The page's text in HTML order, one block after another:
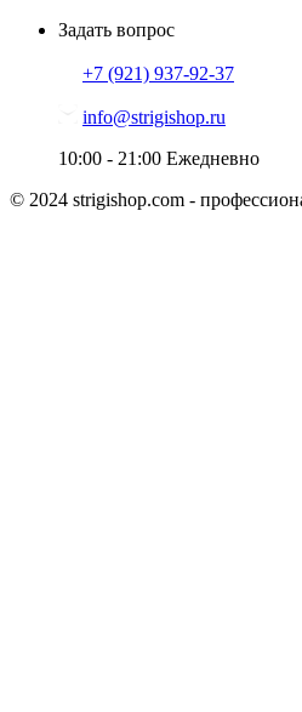
Задать вопрос
+7 (921) 937-92-37
info@strigishop.ru
10:00 - 21:00 Ежедневно
© 2024 strigishop.com -